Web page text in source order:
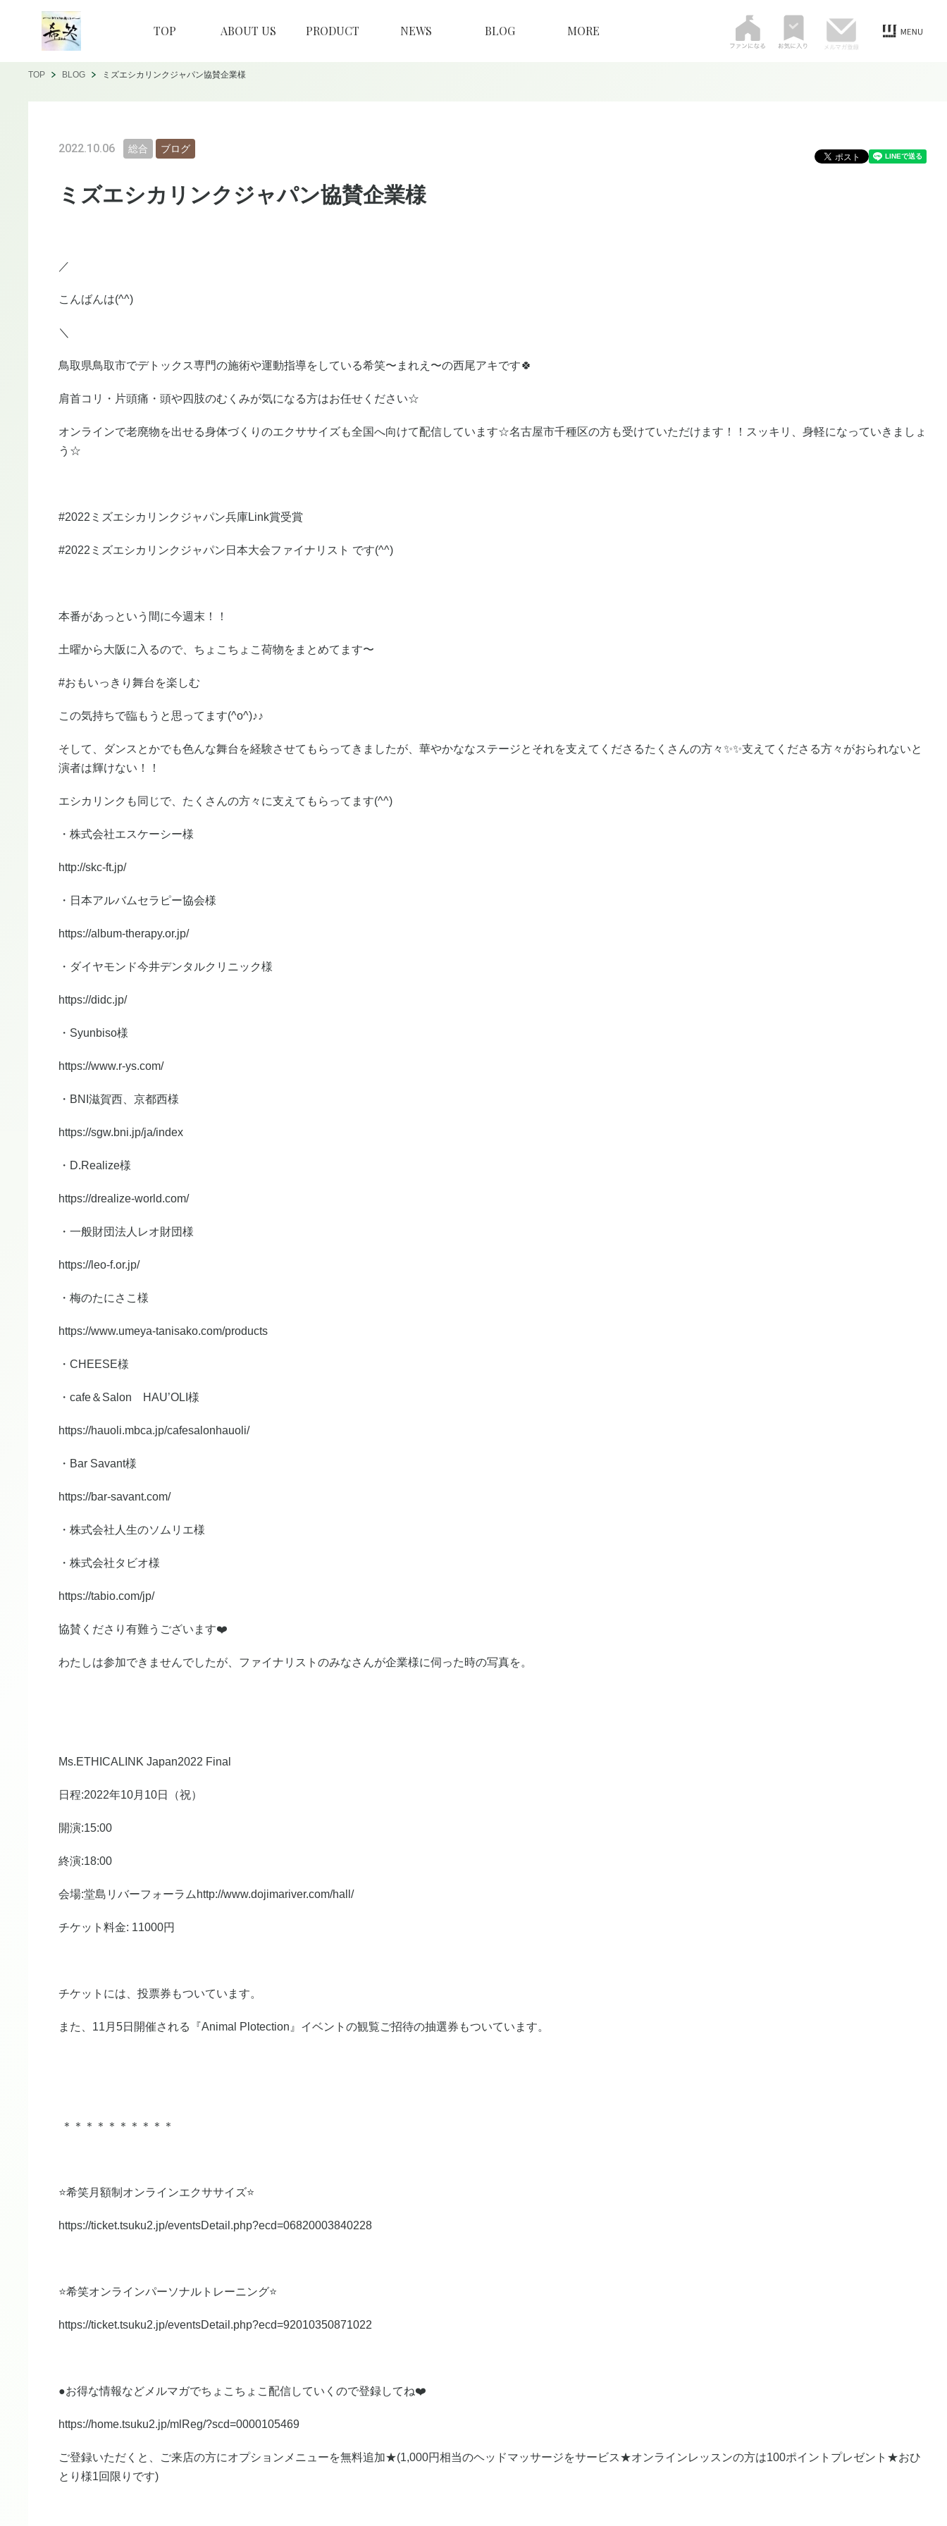
TOP ABOUT US PRODUCT NEWS BLOG MORE
TOP BLOG ミズエシカリンクジャパン協賛企業様
2022.10.06 総合 ブログ
ミズエシカリンクジャパン協賛企業様
／
こんばんは(^^)
＼
鳥取県鳥取市でデトックス専門の施術や運動指導をしている希笑〜まれえ〜の西尾アキです🍀
肩首コリ・片頭痛・頭や四肢のむくみが気になる方はお任せください☆
オンラインで老廃物を出せる身体づくりのエクササイズも全国へ向けて配信しています☆名古屋市千種区の方も受けていただけます！！スッキリ、身軽になっていきましょ
う☆
#2022ミズエシカリンクジャパン兵庫Link賞受賞
#2022ミズエシカリンクジャパン日本大会ファイナリスト です(^^)
本番があっという間に今週末！！
土曜から大阪に入るので、ちょこちょこ荷物をまとめてます〜
#おもいっきり舞台を楽しむ
この気持ちで臨もうと思ってます(^o^)♪♪
そして、ダンスとかでも色んな舞台を経験させてもらってきましたが、華やかななステージとそれを支えてくださるたくさんの方々✨✨支えてくださる方々がおられないと
演者は輝けない！！
エシカリンクも同じで、たくさんの方々に支えてもらってます(^^)
・株式会社エスケーシー様
http://skc-ft.jp/
・日本アルバムセラピー協会様
https://album-therapy.or.jp/
・ダイヤモンド今井デンタルクリニック様
https://didc.jp/
・Syunbiso様
https://www.r-ys.com/
・BNI滋賀西、京都西様
https://sgw.bni.jp/ja/index
・D.Realize様
https://drealize-world.com/
・一般財団法人レオ財団様
https://leo-f.or.jp/
・梅のたにさこ様
https://www.umeya-tanisako.com/products
・CHEESE様
・cafe＆Salon HAU’OLI様
https://hauoli.mbca.jp/cafesalonhauoli/
・Bar Savant様
https://bar-savant.com/
・株式会社人生のソムリエ様
・株式会社タビオ様
https://tabio.com/jp/
協賛くださり有難うございます❤️
わたしは参加できませんでしたが、ファイナリストのみなさんが企業様に伺った時の写真を。
Ms.ETHICALINK Japan2022 Final
日程:2022年10月10日（祝）
開演:15:00
終演:18:00
会場:堂島リバーフォーラムhttp://www.dojimariver.com/hall/
チケット料金: 11000円
チケットには、投票券もついています。
また、11月5日開催される『Animal Plotection』イベントの観覧ご招待の抽選券もついています。
＊＊＊＊＊＊＊＊＊＊
⭐️希笑月額制オンラインエクササイズ⭐️
https://ticket.tsuku2.jp/eventsDetail.php?ecd=06820003840228
⭐️希笑オンラインパーソナルトレーニング⭐️
https://ticket.tsuku2.jp/eventsDetail.php?ecd=92010350871022
●お得な情報などメルマガでちょこちょこ配信していくので登録してね❤️
https://home.tsuku2.jp/mlReg/?scd=0000105469
ご登録いただくと、ご来店の方にオプションメニューを無料追加★(1,000円相当のヘッドマッサージをサービス★オンラインレッスンの方は100ポイントプレゼント★おひ
とり様1回限りです)